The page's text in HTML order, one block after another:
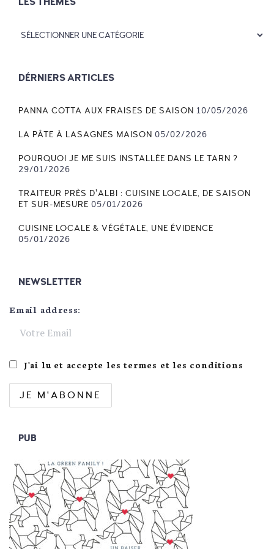
DÉRNIERS ARTICLES
PANNA COTTA AUX FRAISES DE SAISON 10/05/2026
LA PÂTE À LASAGNES MAISON 05/02/2026
POURQUOI JE ME SUIS INSTALLÉE DANS LE TARN ?
29/01/2026
TRAITEUR PRÈS D’ALBI : CUISINE LOCALE, DE SAISON
ET SUR-MESURE 05/01/2026
CUISINE LOCALE & VÉGÉTALE, UNE ÉVIDENCE
05/01/2026
NEWSLETTER
Email address:
J'ai lu et accepte les termes et les conditions
PUB